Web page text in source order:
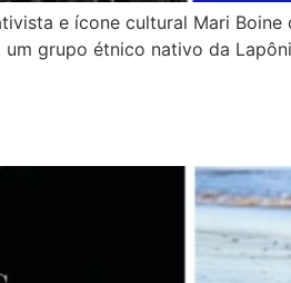
e ícone cultural Mari
grupo étnico nativo da